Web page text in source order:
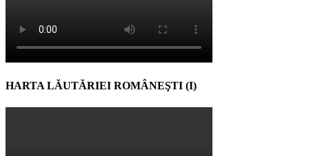
HARTA LĂUTĂRIEI ROMÂNEŞTI (I)